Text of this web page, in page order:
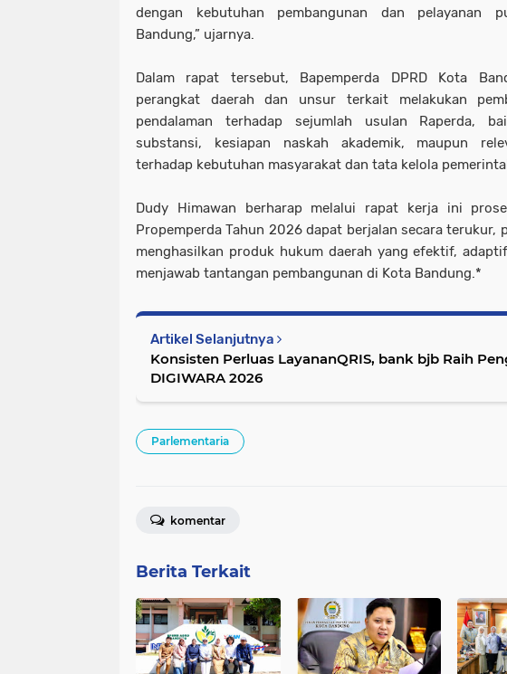
dengan kebutuhan pembangunan dan pelayanan
Bandung,” ujarnya.
Dalam rapat tersebut, Bapemperda DPRD Kota
perangkat daerah dan unsur terkait melakukan
pendalaman terhadap sejumlah usulan Raperda,
substansi, kesiapan naskah akademik, maupun
terhadap kebutuhan masyarakat dan tata kelola
Dudy Himawan berharap melalui rapat kerja ini
Propemperda Tahun 2026 dapat berjalan secara terukur,
menghasilkan produk hukum daerah yang efektif,
menjawab tantangan pembangunan di Kota Bandung.*
Artikel Selanjutnya
Konsisten Perluas LayananQRIS, bank bjb Raih
DIGIWARA 2026
Parlementaria
komentar
Berita Terkait